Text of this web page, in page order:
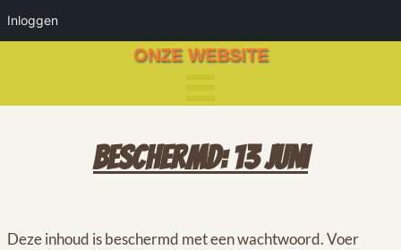
BESCHERMD: 13 JUNI
Deze inhoud is beschermd met een wachtwoord. Voer
ONZE WEBSITE
Inloggen